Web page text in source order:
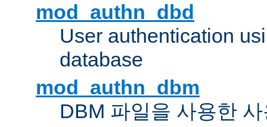
mod_authn_dbd
User authentication
database
mod_authn_dbm
DBM 파일을 사용한